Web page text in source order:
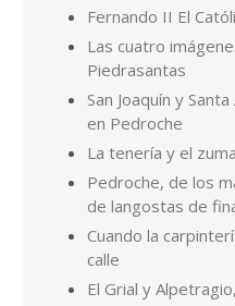
Fernando II El
Las cuatro
Piedrasantas
San Joaquín y
en Pedroche
La tenería y el
Pedroche, de los
de langostas de
Cuando la
calle
El Grial y